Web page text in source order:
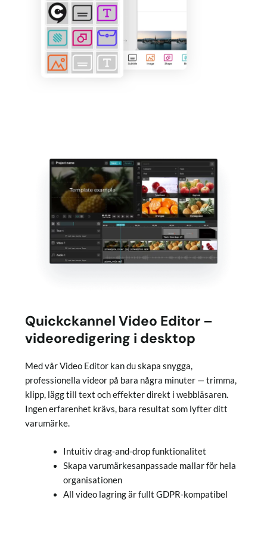
Quickckannel Video Editor –
videoredigering i desktop
Med vår Video Editor kan du skapa snygga,
professionella videor på bara några minuter — trimma,
klipp, lägg till text och effekter direkt i webbläsaren.
Ingen erfarenhet krävs, bara resultat som lyfter ditt
varumärke.
Intuitiv drag-and-drop funktionalitet
Skapa varumärkesanpassade mallar för hela
organisationen
All video lagring är fullt GDPR-kompatibel